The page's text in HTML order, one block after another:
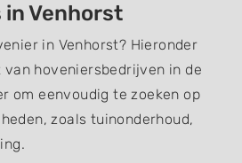
Venhorst
in Venhorst? Hieronder
hoveniersbedrijven in de
om eenvoudig te zoeken op
zoals tuinonderhoud,